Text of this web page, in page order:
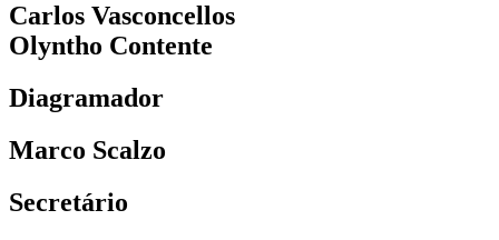
Carlos Vasconcellos
Olyntho Contente
Diagramador
Marco Scalzo
Secretário